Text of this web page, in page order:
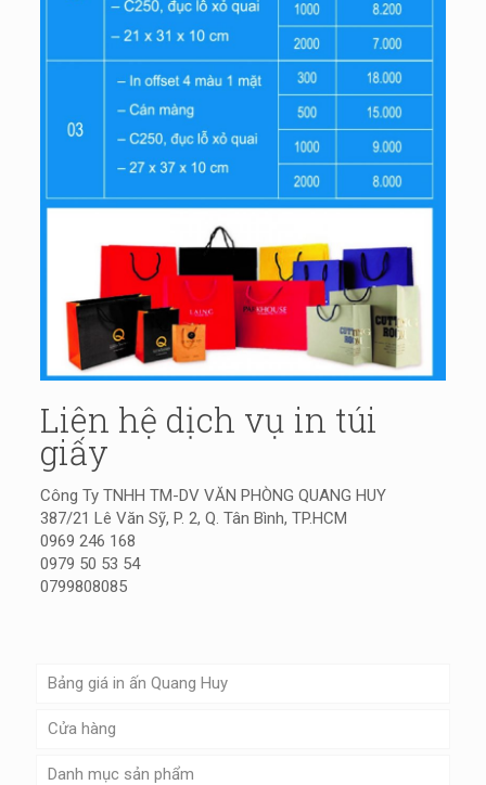
Liên hệ dịch vụ in túi
giấy
Công Ty TNHH TM-DV VĂN PHÒNG QUANG HUY
387/21 Lê Văn Sỹ, P. 2, Q. Tân Bình, TP.HCM
0969 246 168
0979 50 53 54
0799808085
Bảng giá in ấn Quang Huy
Cửa hàng
Danh mục sản phẩm